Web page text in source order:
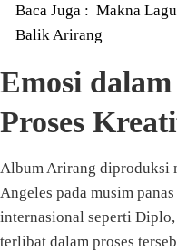
Baca Juga : Makna
Balik Arirang
Emosi
Proses
Album Arirang diproduksi
Angeles pada musim
internasional seperti
terlibat dalam proses